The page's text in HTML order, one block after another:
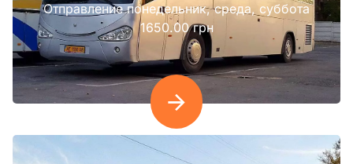
Отправление понедельник, среда, суббота
1650.00 грн